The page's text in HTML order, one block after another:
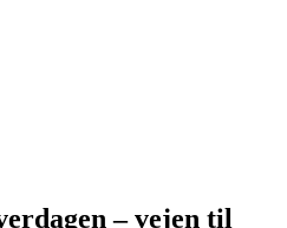
– vejen til